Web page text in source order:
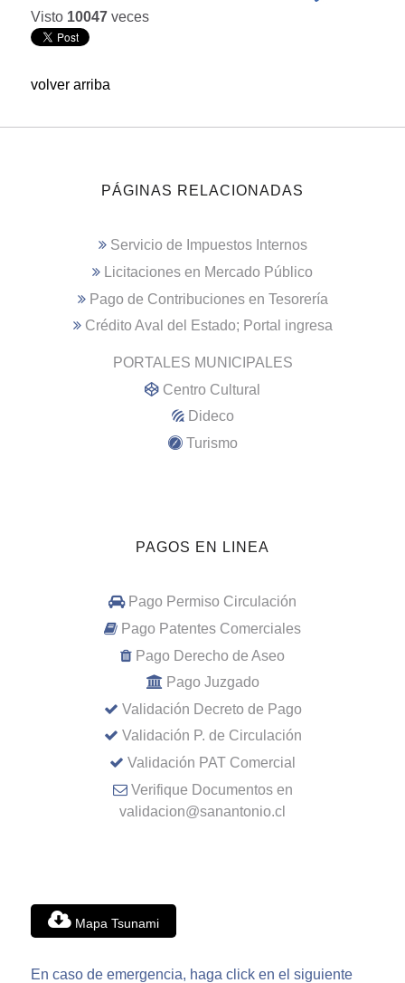
Visto 10047 veces
volver arriba
PÁGINAS RELACIONADAS
Servicio de Impuestos Internos
Licitaciones en Mercado Público
Pago de Contribuciones en Tesorería
Crédito Aval del Estado; Portal ingresa
PORTALES MUNICIPALES
Centro Cultural
Dideco
Turismo
PAGOS EN LINEA
Pago Permiso Circulación
Pago Patentes Comerciales
Pago Derecho de Aseo
Pago Juzgado
Validación Decreto de Pago
Validación P. de Circulación
Validación PAT Comercial
Verifique Documentos en
validacion@sanantonio.cl
Mapa Tsunami
En caso de emergencia, haga click en el siguiente